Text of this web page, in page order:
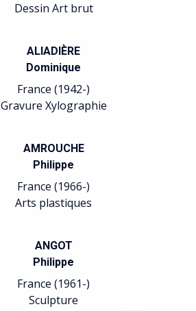
Dessin Art brut
ALIADIÈRE
Dominique
France (1942-)
Gravure Xylographie
AMROUCHE
Philippe
France (1966-)
Arts plastiques
ANGOT
Philippe
France (1961-)
Sculpture